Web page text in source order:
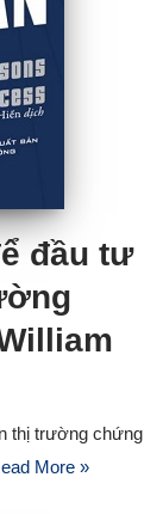
đầu tư
thị trường chứng
More »